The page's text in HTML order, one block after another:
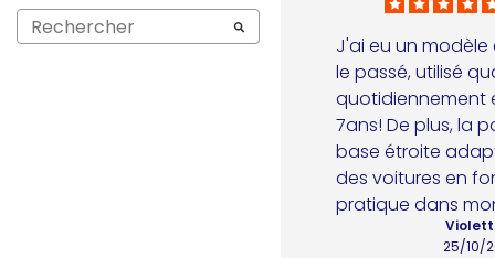
J'ai eu un
le passé, utilisé
quotidiennement
7ans! De plus, la
base étroite
des voitures en
pratique dans
25/10/